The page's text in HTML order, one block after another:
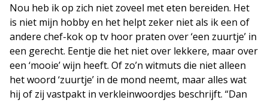
Nou heb ik op zich niet zoveel met eten bereiden. Het
is niet mijn hobby en het helpt zeker niet als ik een of
andere chef-kok op tv hoor praten over ‘een zuurtje’ in
een gerecht. Eentje die het niet over lekkere, maar over
een ‘mooie’ wijn heeft. Of zo’n witmuts die niet alleen
het woord ‘zuurtje’ in de mond neemt, maar alles wat
hij of zij vastpakt in verkleinwoordjes beschrijft. “Dan